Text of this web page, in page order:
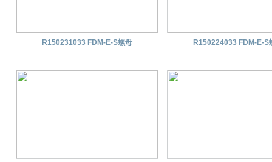
R150231033 FDM-E-S螺母 R150224033 FDM-E-S